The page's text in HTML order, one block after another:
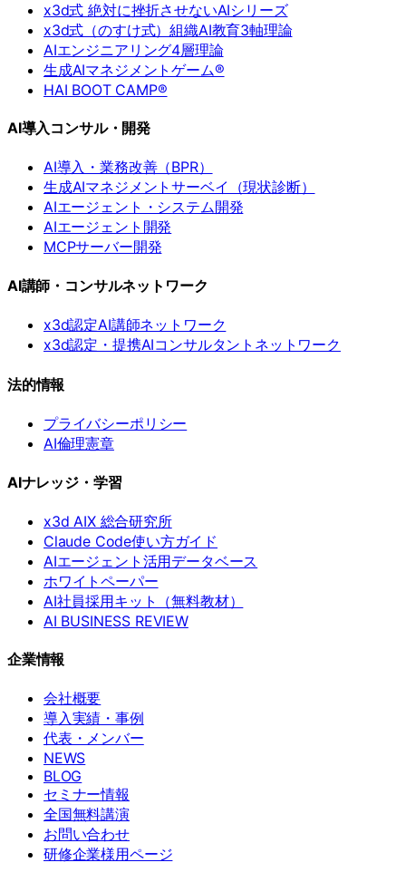
x3d式 絶対に挫折させないAIシリーズ
x3d式（のすけ式）組織AI教育3軸理論
AIエンジニアリング4層理論
生成AIマネジメントゲーム®
HAI BOOT CAMP®
AI導入コンサル・開発
AI導入・業務改善（BPR）
生成AIマネジメントサーベイ（現状診断）
AIエージェント・システム開発
AIエージェント開発
MCPサーバー開発
AI講師・コンサルネットワーク
x3d認定AI講師ネットワーク
x3d認定・提携AIコンサルタントネットワーク
法的情報
プライバシーポリシー
AI倫理憲章
AIナレッジ・学習
x3d AIX 総合研究所
Claude Code使い方ガイド
AIエージェント活用データベース
ホワイトペーパー
AI社員採用キット（無料教材）
AI BUSINESS REVIEW
企業情報
会社概要
導入実績・事例
代表・メンバー
NEWS
BLOG
セミナー情報
全国無料講演
お問い合わせ
研修企業様用ページ